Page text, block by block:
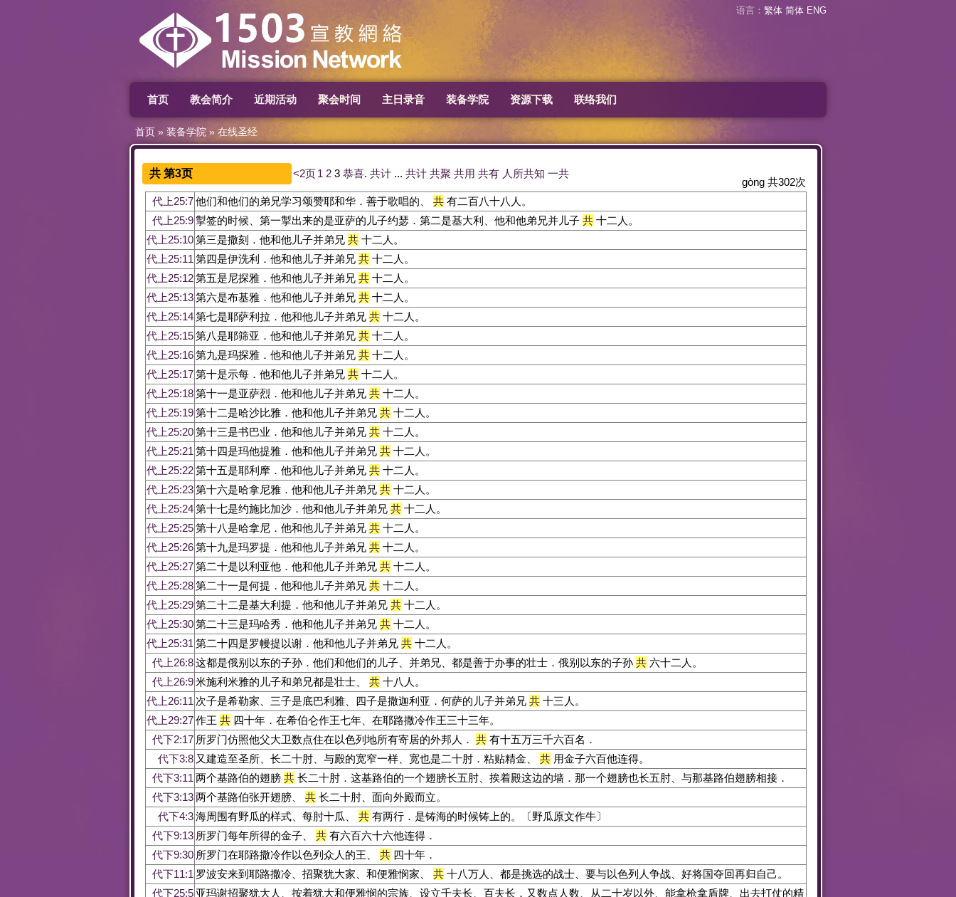
语言： 繁体 简体 ENG
首页 教会简介 近期活动 聚会时间 主日录音 装备学院 资源下载 联络我们
首页 » 装备学院 » 在线圣经
共 第3页 <2页1 2 3 恭喜. 共计 ... 共计 共聚 共用 共有 人所共知 一共
gòng 共302次
代上25:7他们和他们的弟兄学习颂赞耶和华．善于歌唱的、 共 有二百八十八人。
代上25:9 掣签的时候、第一掣出来的是亚萨的儿子约瑟．第二是基大利、他和他弟兄并儿子 共 十二人。
代上25:10第三是撒刻．他和他儿子并弟兄 共 十二人。
代上25:11 第四是伊洗利．他和他儿子并弟兄 共 十二人。
代上25:12第五是尼探雅．他和他儿子并弟兄 共 十二人。
代上25:13第六是布基雅．他和他儿子并弟兄 共 十二人。
代上25:14第七是耶萨利拉．他和他儿子并弟兄 共 十二人。
代上25:15第八是耶筛亚．他和他儿子并弟兄 共 十二人。
代上25:16第九是玛探雅．他和他儿子并弟兄 共 十二人。
代上25:17第十是示每．他和他儿子并弟兄 共 十二人。
代上25:18第十一是亚萨烈．他和他儿子并弟兄 共 十二人。
代上25:19第十二是哈沙比雅．他和他儿子并弟兄 共 十二人。
代上25:20第十三是书巴业．他和他儿子并弟兄 共 十二人。
代上25:21 第十四是玛他提雅．他和他儿子并弟兄 共 十二人。
代上25:22第十五是耶利摩．他和他儿子并弟兄 共 十二人。
代上25:23第十六是哈拿尼雅．他和他儿子并弟兄 共 十二人。
代上25:24第十七是约施比加沙．他和他儿子并弟兄 共 十二人。
代上25:25第十八是哈拿尼．他和他儿子并弟兄 共 十二人。
代上25:26第十九是玛罗提．他和他儿子并弟兄 共 十二人。
代上25:27第二十是以利亚他．他和他儿子并弟兄 共 十二人。
代上25:28第二十一是何提．他和他儿子并弟兄 共 十二人。
代上25:29第二十二是基大利提．他和他儿子并弟兄 共 十二人。
代上25:30第二十三是玛哈秀．他和他儿子并弟兄 共 十二人。
代上25:31 第二十四是罗幔提以谢．他和他儿子并弟兄 共 十二人。
代上26:8这都是俄别以东的子孙．他们和他们的儿子、并弟兄、都是善于办事的壮士．俄别以东的子孙 共 六十二人。
代上26:9米施利米雅的儿子和弟兄都是壮士、 共 十八人。
代上26:11 次子是希勒家、三子是底巴利雅、四子是撒迦利亚．何萨的儿子并弟兄 共 十三人。
代上29:27作王 共 四十年．在希伯仑作王七年、在耶路撒冷作王三十三年。
代下2:17 所罗门仿照他父大卫数点住在以色列地所有寄居的外邦人． 共 有十五万三千六百名．
代下3:8 又建造至圣所、长二十肘、与殿的宽窄一样、宽也是二十肘．粘贴精金、 共 用金子六百他连得。
代下3:11 两个基路伯的翅膀 共 长二十肘．这基路伯的一个翅膀长五肘、挨着殿这边的墙．那一个翅膀也长五肘、与那基路伯翅膀相接．
代下3:13两个基路伯张开翅膀、 共 长二十肘、面向外殿而立。
代下4:3海周围有野瓜的样式、每肘十瓜、 共 有两行．是铸海的时候铸上的。〔野瓜原文作牛〕
代下9:13 所罗门每年所得的金子、 共 有六百六十六他连得．
代下9:30 所罗门在耶路撒冷作以色列众人的王、 共 四十年．
代下11:1 罗波安来到耶路撒冷、招聚犹大家、和便雅悯家、 共 十八万人、都是挑选的战士、要与以色列人争战、好将国夺回再归自己。
代下25:5 亚玛谢招聚犹大人、按着犹大和便雅悯的宗族、设立千夫长、百夫长．又数点人数、从二十岁以外、能拿枪拿盾牌、出去打仗的精